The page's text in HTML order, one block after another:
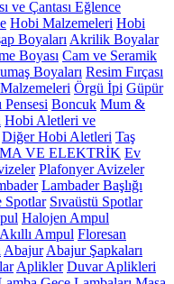
ve Çantası Eğlence
Hobi Malzemeleri Hobi
Boyaları Akrilik Boyalar
Boyası Cam ve Seramik
Boyaları Resim Fırçası
Örgü İpi Güpür
Pensesi Boncuk Mum &
Hobi Aletleri ve
Diğer Hobi Aletleri Taş
VE ELEKTRİK Ev
Plafonyer Avizeler
Lambader Başlığı
Spotlar Sıvaüstü Spotlar
Halojen Ampul
Akıllı Ampul Floresan
Abajur Abajur Şapkaları
Aplikler Duvar Aplikleri